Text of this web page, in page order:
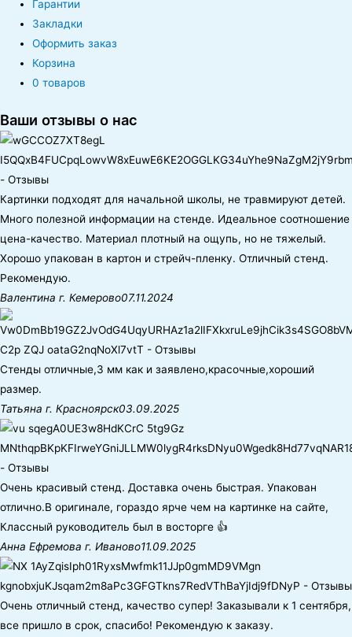
Гарантии
Закладки
Оформить заказ
Корзина
0 товаров
Ваши отзывы о нас
Картинки подходят для начальной школы, не травмируют детей.
Много полезной информации на стенде. Идеальное соотношение
цена-качество. Материал плотный на ощупь, но не тяжелый.
Хорошо упакован в картон и стрейч-пленку. Отличный стенд.
Рекомендую.
Валентина г. Кемерово07.11.2024
Стенды отличные,3 мм как и заявлено,красочные,хороший
размер.
Татьяна г. Красноярск03.09.2025
Очень красивый стенд. Доставка очень быстрая. Упакован
отлично.В оригинале, гораздо ярче чем на картинке на сайте,
Классный руководитель был в восторге 👍
Анна Ефремова г. Иваново11.09.2025
Очень отличный стенд, качество супер! Заказывали к 1 сентября,
все пришло в срок, спасибо! Рекомендую к заказу.